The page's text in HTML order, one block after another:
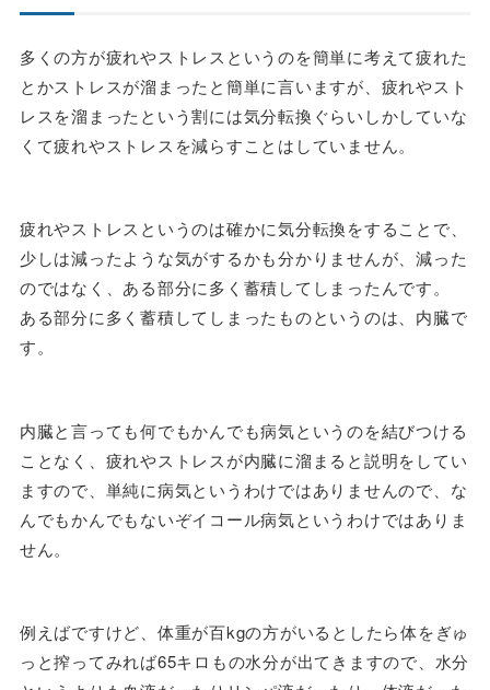
多くの方が疲れやストレスというのを簡単に考えて疲れた
とかストレスが溜まったと簡単に言いますが、疲れやスト
レスを溜まったという割には気分転換ぐらいしかしていな
くて疲れやストレスを減らすことはしていません。
疲れやストレスというのは確かに気分転換をすることで、
少しは減ったような気がするかも分かりませんが、減った
のではなく、ある部分に多く蓄積してしまったんです。
ある部分に多く蓄積してしまったものというのは、内臓で
す。
内臓と言っても何でもかんでも病気というのを結びつける
ことなく、疲れやストレスが内臓に溜まると説明をしてい
ますので、単純に病気というわけではありませんので、な
んでもかんでもないぞイコール病気というわけではありま
せん。
例えばですけど、体重が百kgの方がいるとしたら体をぎゅ
っと搾ってみれば65キロもの水分が出てきますので、水分